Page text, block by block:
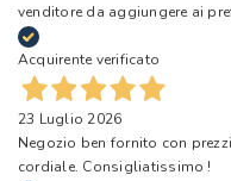
venditore da aggiungere ai
Acquirente verificato
23 Luglio 2026
Negozio ben fornito con
cordiale. Consigliatissimo !